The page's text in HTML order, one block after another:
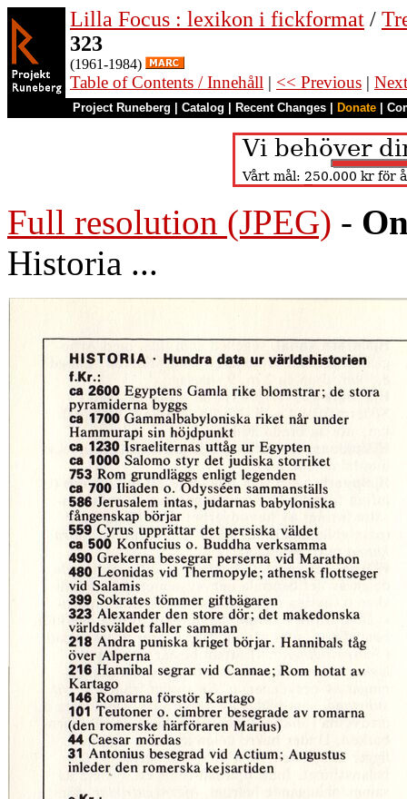
Lilla Focus : lexikon i fickformat /
323
(1961-1984)
Table of Contents / Innehåll | << Previous |
Project Runeberg Catalog Recent Changes Donate
Full resolution (JPEG) -
Historia ...